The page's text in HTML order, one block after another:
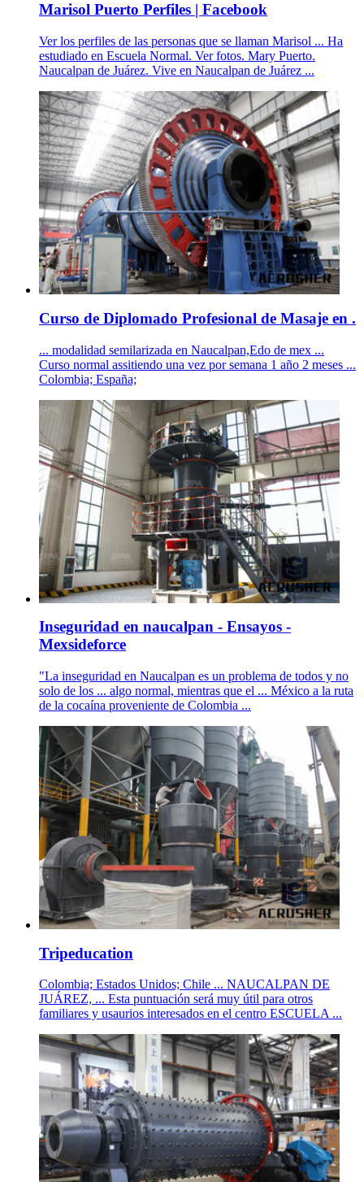
Marisol Puerto Perfiles | Facebook
Ver los perfiles de las personas que se llaman Marisol ... Ha
estudiado en Escuela Normal. Ver fotos. Mary Puerto.
Naucalpan de Juárez. Vive en Naucalpan de Juárez ...
Curso de Diplomado Profesional de Masaje en .
... modalidad semilarizada en Naucalpan,Edo de mex ...
Curso normal assitiendo una vez por semana 1 año 2 meses ...
Colombia; España;
Inseguridad en naucalpan - Ensayos -
Mexsideforce
"La inseguridad en Naucalpan es un problema de todos y no
solo de los ... algo normal, mientras que el ... México a la ruta
de la cocaína proveniente de Colombia ...
Tripeducation
Colombia; Estados Unidos; Chile ... NAUCALPAN DE
JUÁREZ, ... Esta puntuación será muy útil para otros
familiares y usaurios interesados en el centro ESCUELA ...